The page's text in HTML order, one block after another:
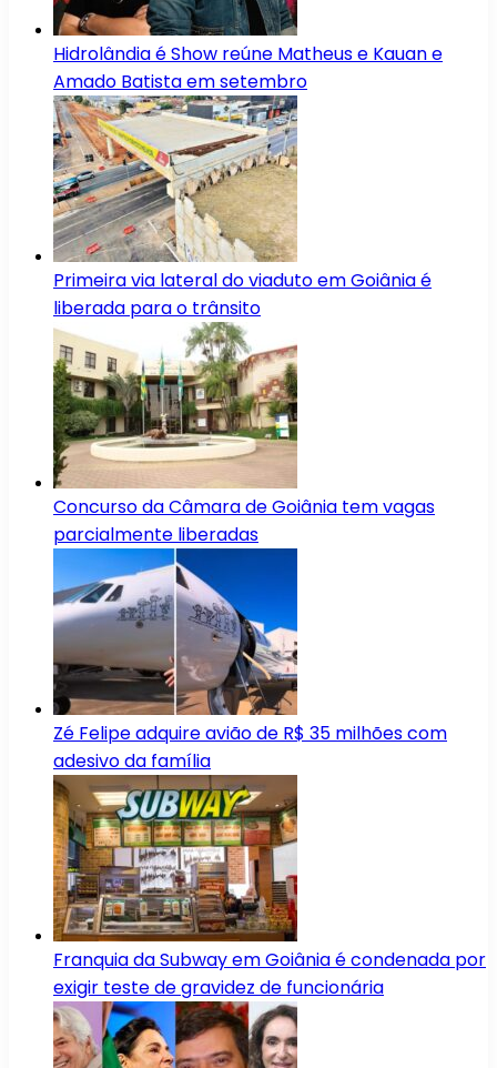
Hidrolândia é Show reúne Matheus e Kauan e
Amado Batista em setembro
Primeira via lateral do viaduto em Goiânia é
liberada para o trânsito
Concurso da Câmara de Goiânia tem vagas
parcialmente liberadas
Zé Felipe adquire avião de R$ 35 milhões com
adesivo da família
Franquia da Subway em Goiânia é condenada por
exigir teste de gravidez de funcionária